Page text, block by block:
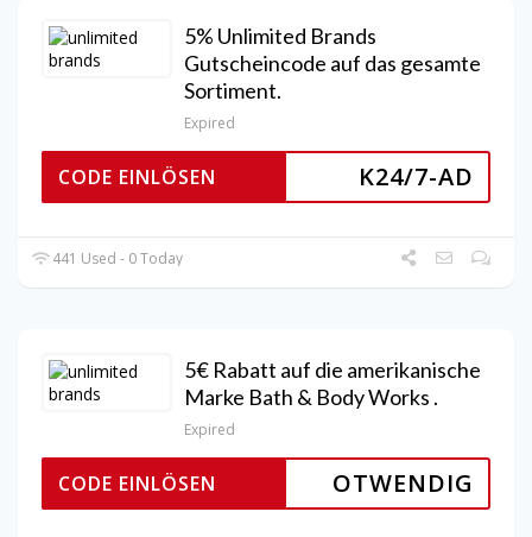
5% Unlimited Brands
Gutscheincode auf das gesamte
Sortiment.
Expired
K24/7-AD
CODE EINLÖSEN
441 Used - 0 Today
5€ Rabatt auf die amerikanische
Marke Bath & Body Works .
Expired
OTWENDIG
CODE EINLÖSEN